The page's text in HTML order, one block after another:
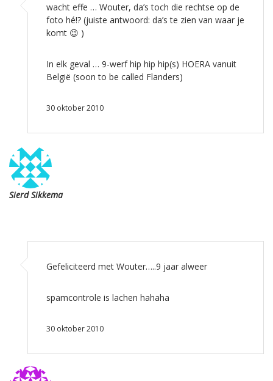
wacht effe … Wouter, da’s toch die rechtse op de
foto hé!? (juiste antwoord: da’s te zien van waar je
komt 😉 )
In elk geval … 9-werf hip hip hip(s) HOERA vanuit
België (soon to be called Flanders)
30 oktober 2010
Sierd Sikkema
Gefeliciteerd met Wouter…..9 jaar alweer
spamcontrole is lachen hahaha
30 oktober 2010